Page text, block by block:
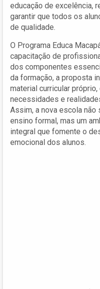
educação de excelência,
garantir que todos os
de qualidade.
O Programa Educa
capacitação de
dos componentes
da formação, a proposta
material curricular
necessidades e
Assim, a nova escola não
ensino formal, mas um
integral que fomente o
emocional dos alunos.